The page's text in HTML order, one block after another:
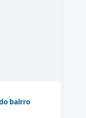
bairro